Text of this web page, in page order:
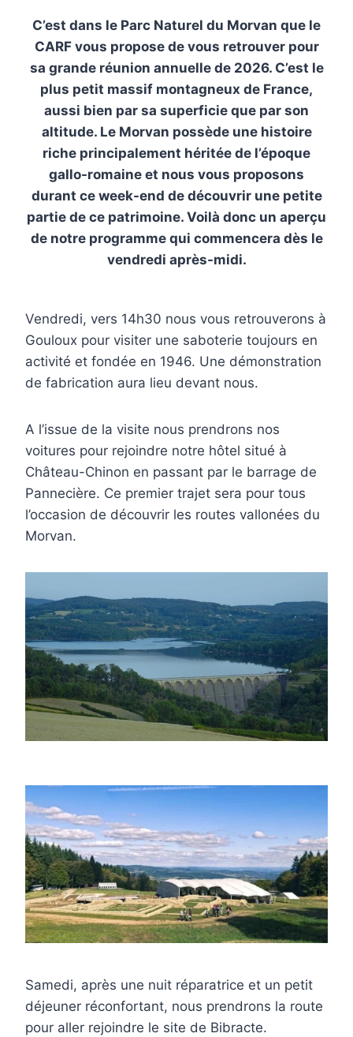
C’est dans le Parc Naturel du Morvan que le
CARF vous propose de vous retrouver pour
sa grande réunion annuelle de 2026. C’est le
plus petit massif montagneux de France,
aussi bien par sa superficie que par son
altitude. Le Morvan possède une histoire
riche principalement héritée de l’époque
gallo-romaine et nous vous proposons
durant ce week-end de découvrir une petite
partie de ce patrimoine. Voilà donc un aperçu
de notre programme qui commencera dès le
vendredi après-midi.
Vendredi, vers 14h30 nous vous retrouverons à
Gouloux pour visiter une saboterie toujours en
activité et fondée en 1946. Une démonstration
de fabrication aura lieu devant nous.
A l’issue de la visite nous prendrons nos
voitures pour rejoindre notre hôtel situé à
Château-Chinon en passant par le barrage de
Pannecière. Ce premier trajet sera pour tous
l’occasion de découvrir les routes vallonées du
Morvan.
Samedi, après une nuit réparatrice et un petit
déjeuner réconfortant, nous prendrons la route
pour aller rejoindre le site de Bibracte.